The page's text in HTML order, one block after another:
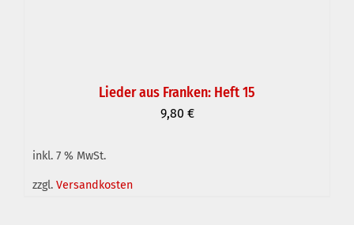
IN DEN WARENKORB
Lieder aus Franken: Heft 15
9,80 €
inkl. 7 % MwSt.
zzgl. Versandkosten